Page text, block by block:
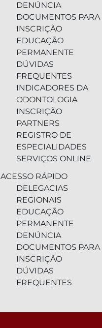
DENÚNCIA
DOCUMENTOS PARA
INSCRIÇÃO
EDUCAÇÃO
PERMANENTE
DÚVIDAS
FREQUENTES
INDICADORES DA
ODONTOLOGIA
INSCRIÇÃO
PARTNERS
REGISTRO DE
ESPECIALIDADES
SERVIÇOS ONLINE
ACESSO RÁPIDO
DELEGACIAS
REGIONAIS
EDUCAÇÃO
PERMANENTE
DENÚNCIA
DOCUMENTOS PARA
INSCRIÇÃO
DÚVIDAS
FREQUENTES